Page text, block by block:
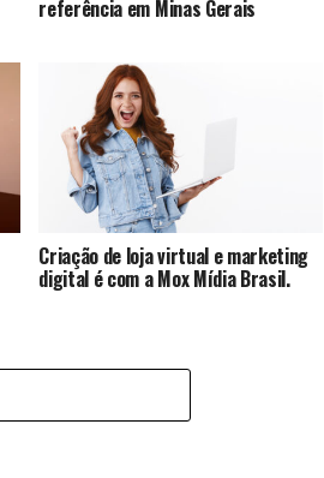
referência em Minas Gerais
Criação de loja virtual e marketing
digital é com a Mox Mídia Brasil.